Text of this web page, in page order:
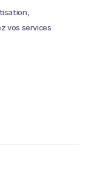
vos services